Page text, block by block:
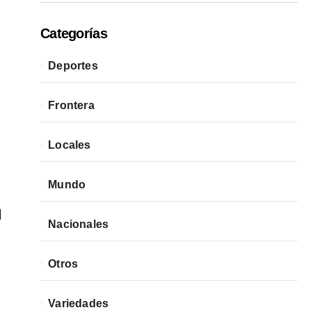
Categorías
Deportes
Frontera
Locales
Mundo
Nacionales
Otros
Variedades